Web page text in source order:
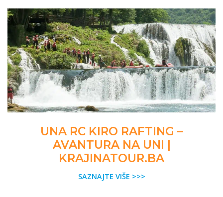
UNA RC KIRO RAFTING –
AVANTURA NA UNI |
KRAJINATOUR.BA
SAZNAJTE VIŠE >>>